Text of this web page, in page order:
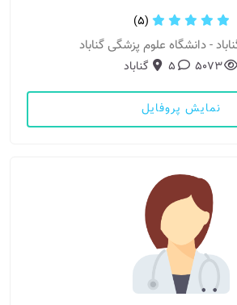
(5)
- دانشگاه علوم پزشگی گناباد
5073
5 گناباد
نمایش پروفایل